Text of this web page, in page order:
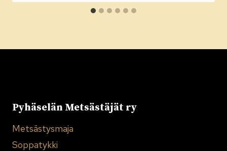
Pyhäselän Metsästäjät ry
Metsästysmaja
Soppatykki